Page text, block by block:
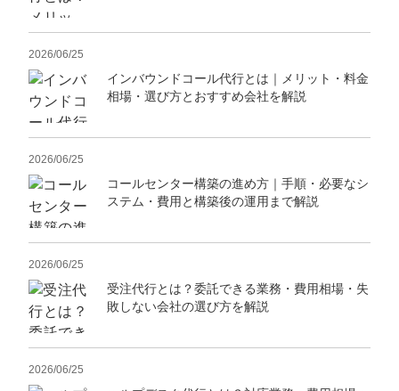
2026/06/25
インバウンドコール代行とは｜メリット・料金
相場・選び方とおすすめ会社を解説
2026/06/25
コールセンター構築の進め方｜手順・必要なシ
ステム・費用と構築後の運用まで解説
2026/06/25
受注代行とは？委託できる業務・費用相場・失
敗しない会社の選び方を解説
2026/06/25